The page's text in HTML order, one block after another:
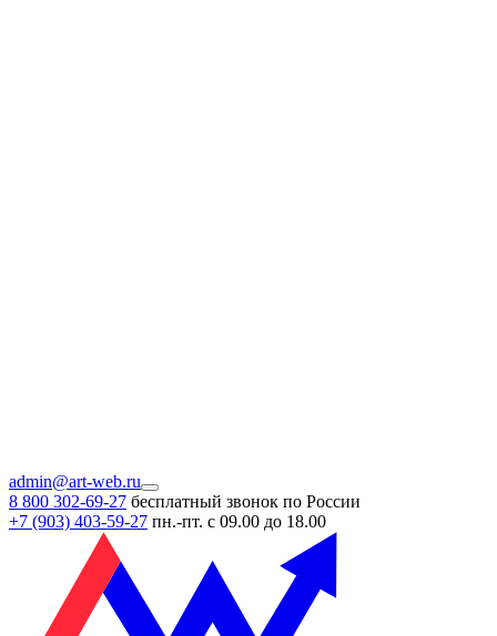
admin@art-web.ru
8 800 302-69-27 бесплатный звонок по России
+7 (903) 403-59-27 пн.-пт. с 09.00 до 18.00